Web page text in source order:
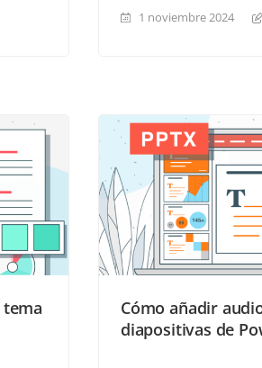
1 noviembre 2024
Cómo añadir
diapositivas de